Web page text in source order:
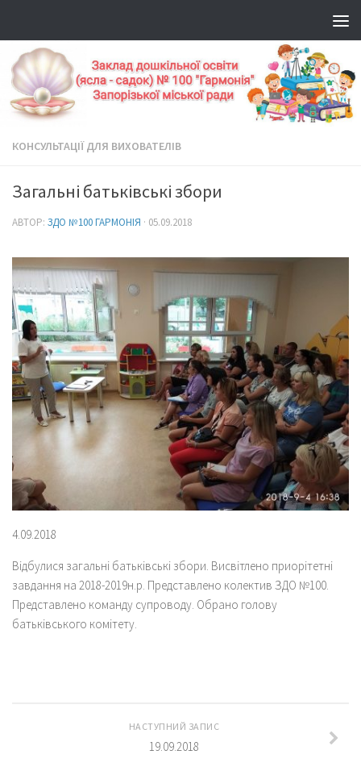
КОНСУЛЬТАЦІЇ ДЛЯ ВИХОВАТЕЛІВ
Загальні батьківські збори
АВТОР: ЗДО №100 ГАРМОНІЯ · 05.09.2018
4.09.2018
Відбулися загальні батьківські збори. Висвітлено приорітетні
завдання на 2018-2019н.р. Представлено колектив ЗДО №100.
Представлено команду супроводу. Обрано голову
батьківського комітету.
НАСТУПНИЙ ЗАПИС
19.09.2018